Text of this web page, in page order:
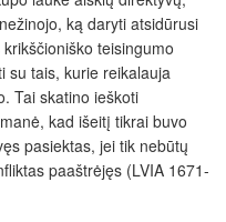
ką daryti atsidūrusi
teisingumo
su tais, kurie reikalauja
Tai skatino ieškoti
kad išeitį tikrai buvo
pasiektas, jei tik nebūtų
paaštrėjęs (LVIA 1671-